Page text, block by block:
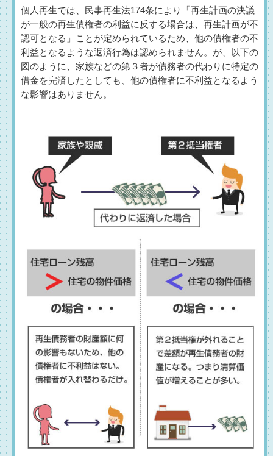
個人再生では、民事再生法174条により「再生計画の決議
が一般の再生債権者の利益に反する場合は、再生計画が不
認可となる」ことが定められているため、他の債権者の不
利益となるような返済行為は認められません。が、以下の
図のように、家族などの第３者が債務者の代わりに特定の
借金を完済したとしても、他の債権者に不利益となるよう
な影響はありません。